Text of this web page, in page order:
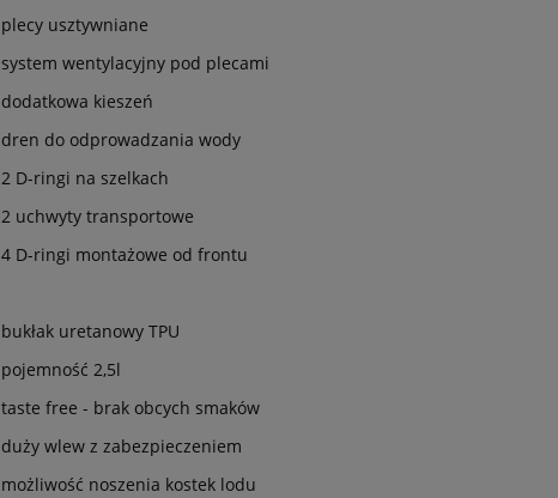
plecy usztywniane
system wentylacyjny pod plecami
dodatkowa kieszeń
dren do odprowadzania wody
2 D-ringi na szelkach
2 uchwyty transportowe
4 D-ringi montażowe od frontu
bukłak uretanowy TPU
pojemność 2,5l
taste free - brak obcych smaków
duży wlew z zabezpieczeniem
możliwość noszenia kostek lodu